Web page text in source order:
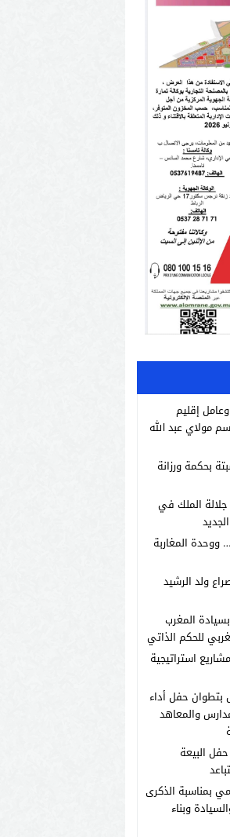
إقليم
مولاي عبد الله
بحكمة ورزانة
الملك في
المغاربة
ولد الرشيد
المغرب
للحكم الذاتي
استراتيجية
بتطوان حفل أداء
والمعاهد
البيعة
بمناسبة الذكرى
وبناء